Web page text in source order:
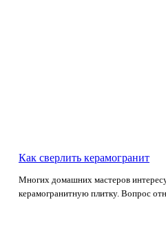
Как сверлить керамогранит
Многих домашних мастеров
керамогранитную плитку. Вопрос